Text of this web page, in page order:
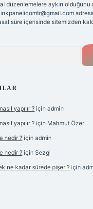
düzenlemelere aykırı olduğunu
süre içerisinde sitemizden
yapılır ? için admin
yapılır ? için Mahmut Özer
nedir ? için admin
nedir ? için Sezgi
ne kadar sürede pişer ? için